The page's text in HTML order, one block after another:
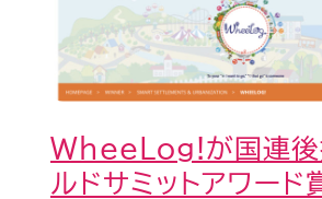
WheeLog!が国連後
ルドサミットアワード
連
後
援
の
ワ